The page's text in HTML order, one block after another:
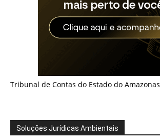
Tribunal de Contas do Estado do Amazonas
Soluções Jurídicas Ambientais